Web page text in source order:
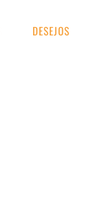
DESEJOS